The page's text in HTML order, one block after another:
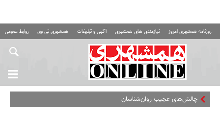
روزنامه همشهری امروز نیازمندی های همشهری آگهی و تبلیغات همشهری تی وی روابط عمومی
چالش‌های عجیب روان‌شناسان در ایران؛ از